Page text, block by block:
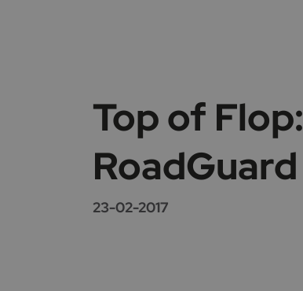
Top of Flop:
RoadGuard
23-02-2017